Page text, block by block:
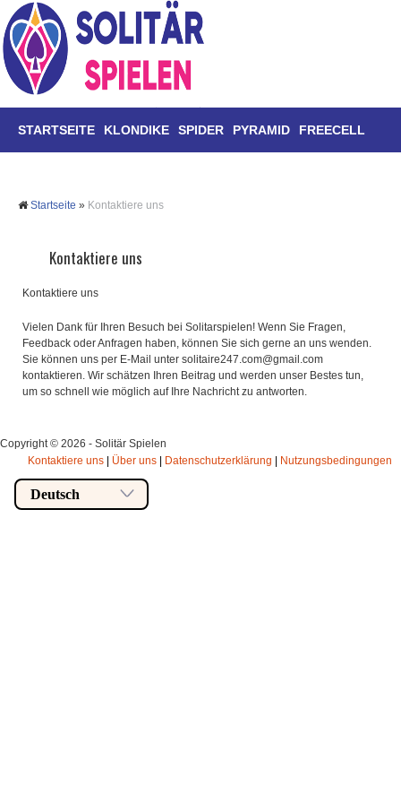
STARTSEITE KLONDIKE SPIDER PYRAMID FREECELL
Startseite » Kontaktiere uns
Kontaktiere uns
Kontaktiere uns
Vielen Dank für Ihren Besuch bei Solitarspielen! Wenn Sie Fragen,
Feedback oder Anfragen haben, können Sie sich gerne an uns wenden.
Sie können uns per E-Mail unter solitaire247.com@gmail.com
kontaktieren. Wir schätzen Ihren Beitrag und werden unser Bestes tun,
um so schnell wie möglich auf Ihre Nachricht zu antworten.
Copyright © 2026 - Solitär Spielen
Kontaktiere uns
Über uns Datenschutzerklärung Nutzungsbedingungen
Deutsch